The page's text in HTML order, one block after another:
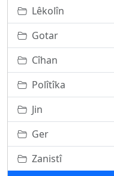
Lêkolîn
Gotar
Cîhan
Polîtîka
Jin
Ger
Zanistî